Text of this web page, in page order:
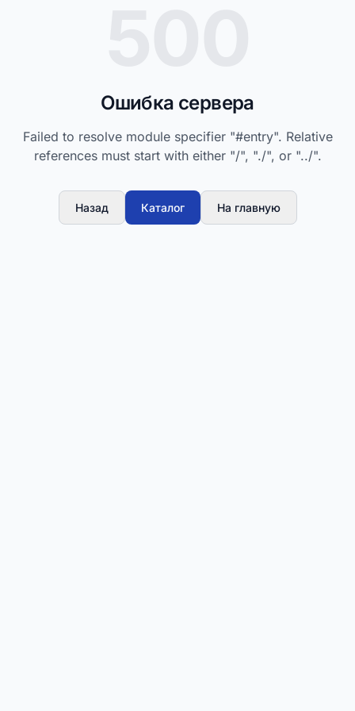
Ошибка сервера
Failed to resolve module specifier "#entry". Relative
references must start with either "/", "./", or "../".
Назад Каталог На главную